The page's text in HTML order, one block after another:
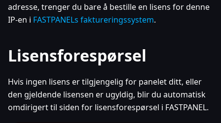
adresse, trenger du bare å bestille en lisens for denne
IP-en i FASTPANELs faktureringssystem.
Lisensforespørsel
Hvis ingen lisens er tilgjengelig for panelet ditt, eller
den gjeldende lisensen er ugyldig, blir du automatisk
omdirigert til siden for lisensforespørsel i FASTPANEL.